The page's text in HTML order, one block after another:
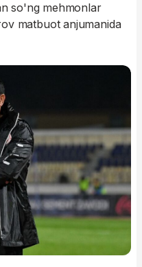
so'ng mehmonlar
matbuot anjumanida